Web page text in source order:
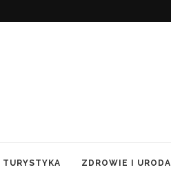
TURYSTYKA ZDROWIE I URODA